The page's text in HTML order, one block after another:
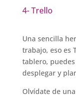
4- Trello
Una sencilla
trabajo, eso es
tablero,
desplegar y
Olvídate de